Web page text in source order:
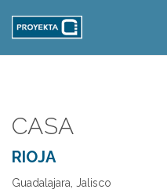
CASA
RIOJA
Guadalajara, Jalisco